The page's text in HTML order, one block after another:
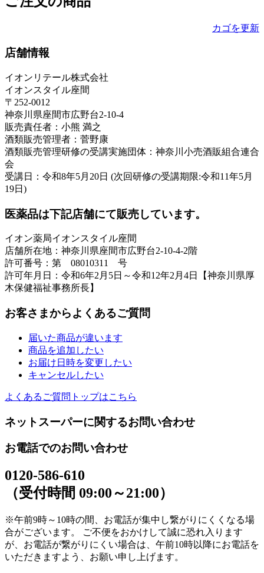
カゴを更新
店舗情報
イオンリテール株式会社
イオンスタイル座間
〒252-0012
神奈川県座間市広野台2-10-4
販売責任者：小熊 満之
酒類販売管理者：菅野康
酒類販売管理研修の受講実施団体：神奈川小売酒販組合連合
会
受講日：令和8年5月20日 (次回研修の受講期限:令和11年5月
19日)
医薬品は下記店舗にて販売しています。
イオン薬局イオンスタイル座間
店舗所在地：神奈川県座間市広野台2-10-4-2階
許可番号：第 08010311 号
許可年月日：令和6年2月5日～令和12年2月4日【神奈川県厚
木保健福祉事務所長】
お客さまからよくあるご質問
届いた商品が違います
商品を追加したい
お届け日時を変更したい
キャンセルしたい
よくあるご質問トップはこちら
ネットスーパーに関するお問い合わせ
お電話でのお問い合わせ
0120-586-610
（受付時間 09:00～21:00）
※午前9時～10時の間、お電話が集中し繋がりにくくなる場
合がございます。 ご不便をおかけして誠に恐れ入ります
が、お電話が繋がりにくい場合は、午前10時以降にお電話を
いただきますよう、お願い申し上げます。